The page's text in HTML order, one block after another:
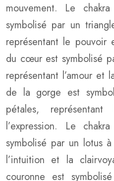
mouvement. Le
symbolisé par un
représentant le
du cœur est symbolisé
représentant l’amour et
de la gorge est
pétales,
l’expression. Le
symbolisé par un lotus
l’intuition et la
couronne est